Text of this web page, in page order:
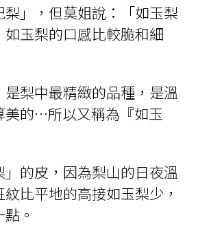
」，但莫姐說：「如玉梨
玉梨的口感比較脆和細
梨中最精緻的品種，是溫
美的…所以又稱為『如玉
的皮，因為梨山的日夜溫
比平地的高接如玉梨少，
。